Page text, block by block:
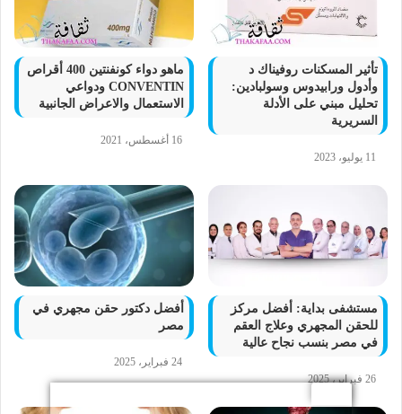
تأثير المسكنات روفيناك د
وأدول ورابيدوس وسولبادين:
تحليل مبني على الأدلة
السريرية
11 يوليو، 2023
ماهو دواء كونفنتين 400 أقراص
CONVENTIN ودواعي
الاستعمال والاعراض الجانبية
16 أغسطس، 2021
مستشفى بداية: أفضل مركز
للحقن المجهري وعلاج العقم
في مصر بنسب نجاح عالية
26 فبراير، 2025
أفضل دكتور حقن مجهري في
مصر
24 فبراير، 2025